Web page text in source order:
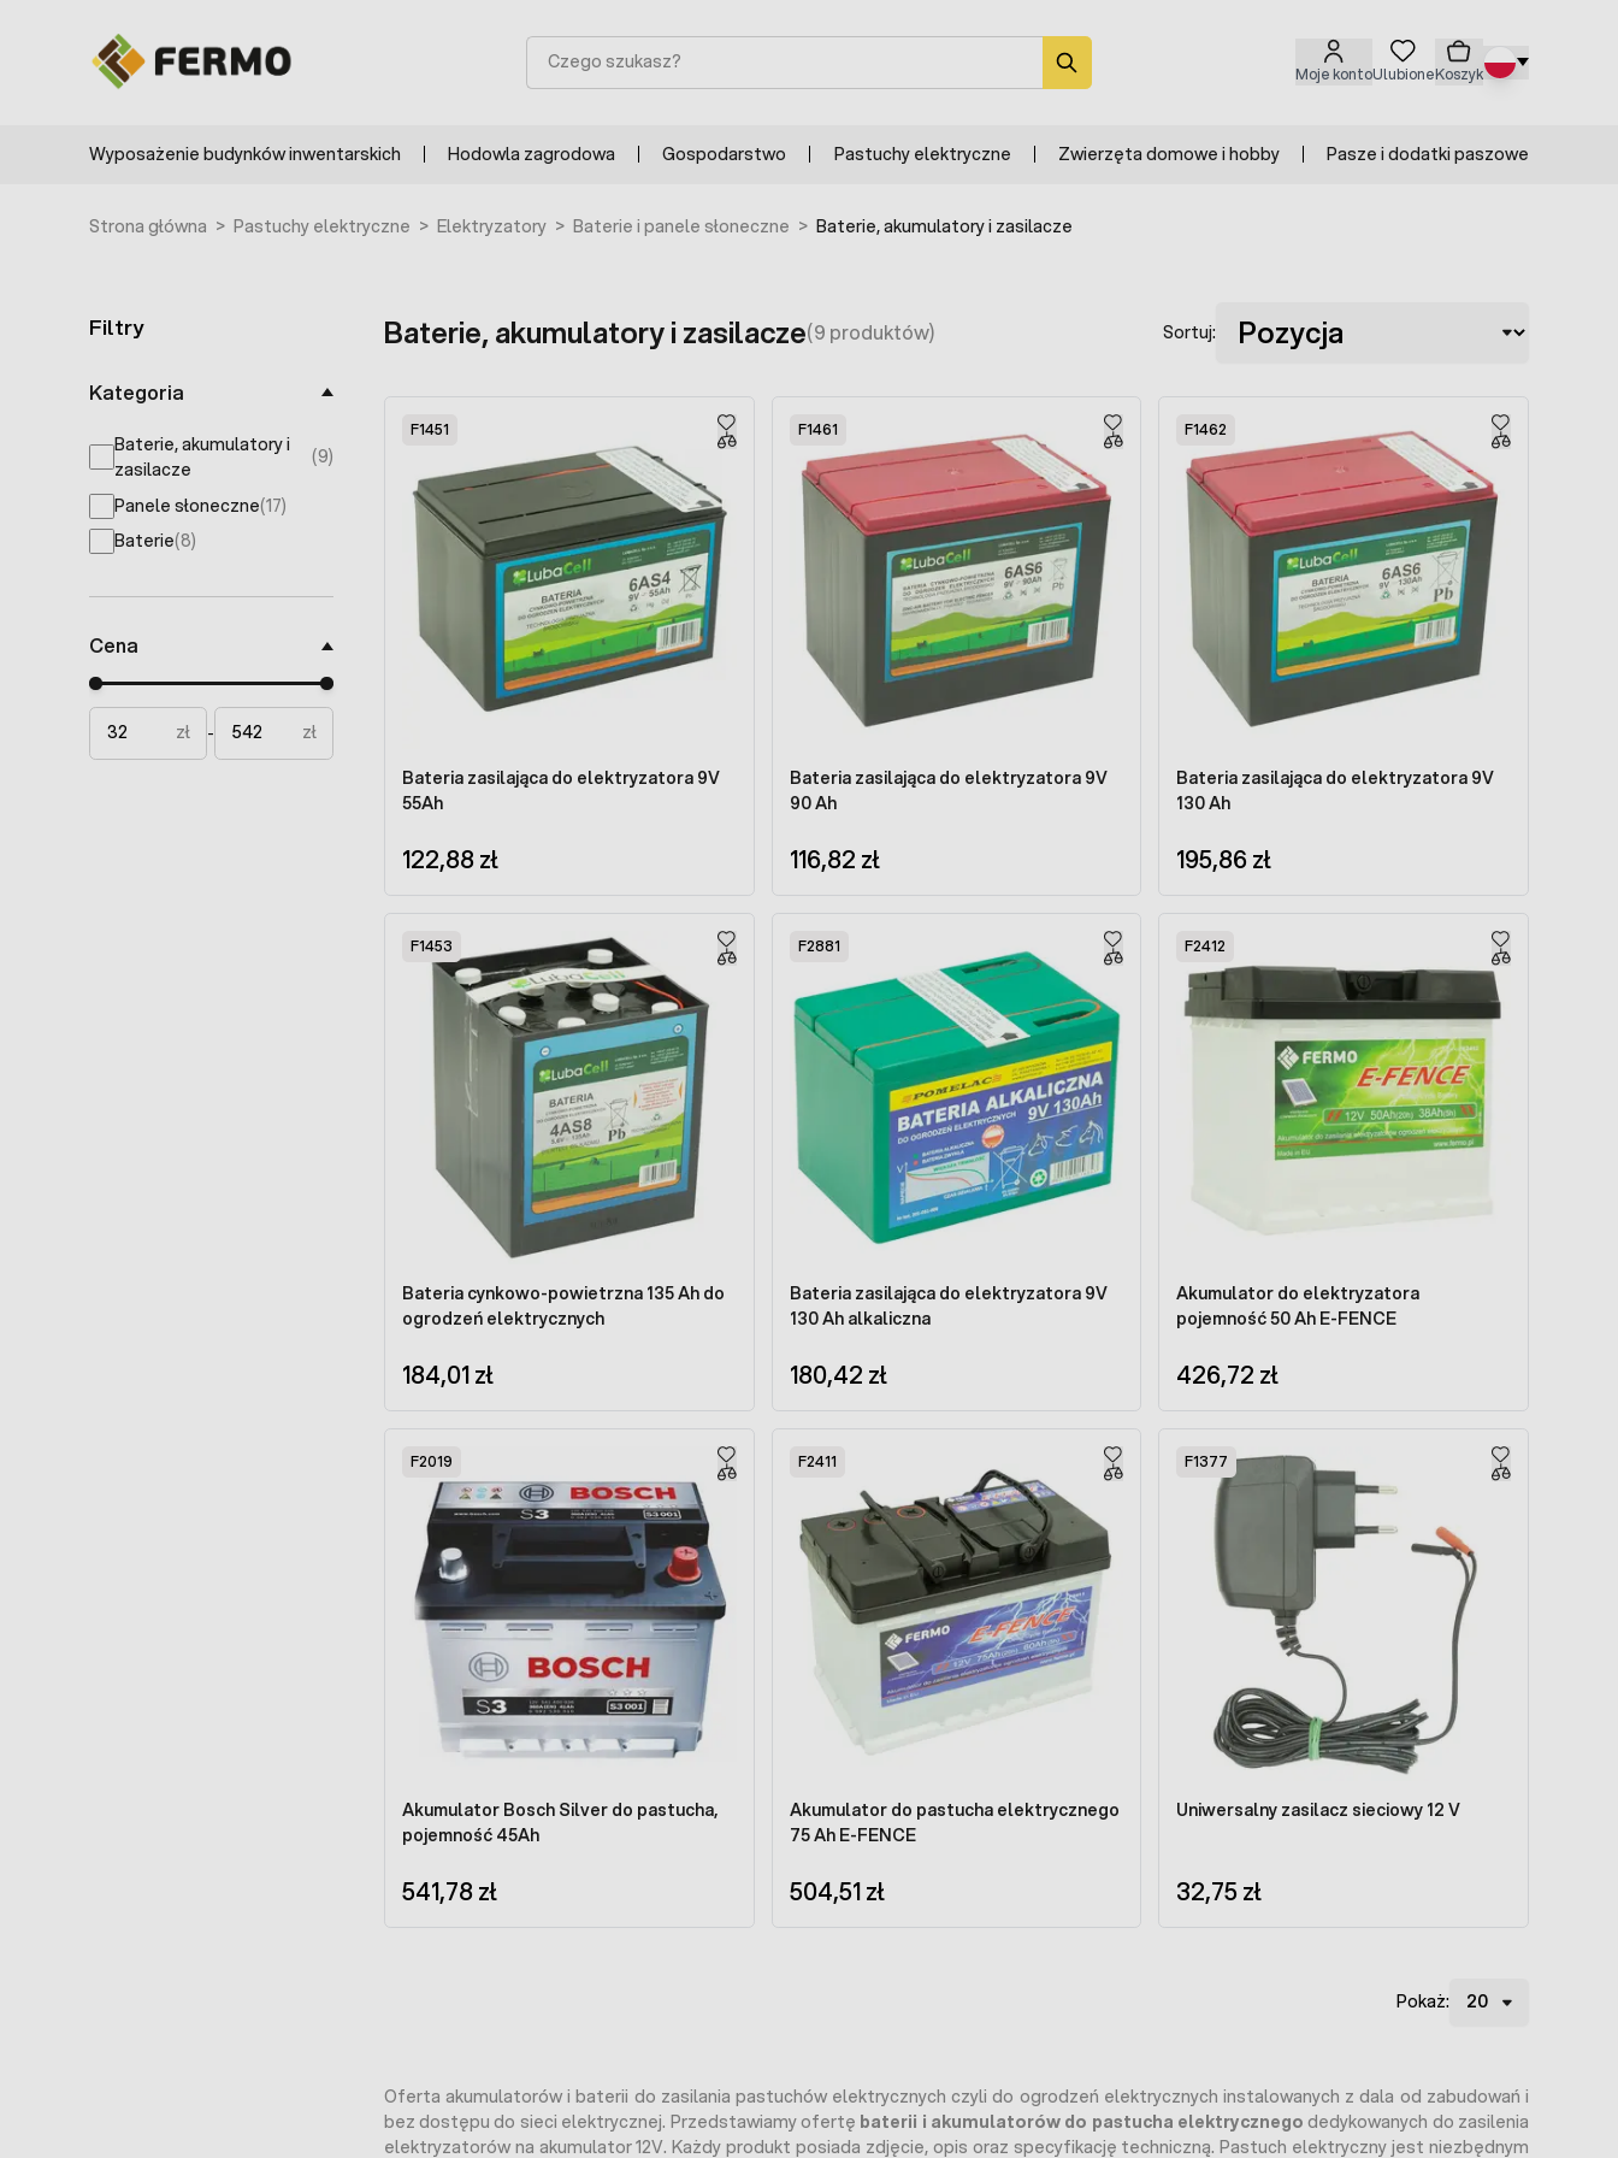
Moje kontoUlubioneKoszyk
Szukaj
Wyposażenie budynków inwentarskich Hodowla zagrodowa Gospodarstwo Pastuchy elektryczne Zwierzęta domowe i hobby Pasze i dodatki paszowe
Strona główna > Pastuchy elektryczne > Elektryzatory > Baterie i panele słoneczne > Baterie, akumulatory i zasilacze
Filtry
Kategoria
Baterie, akumulatory i
zasilacze
(9)
products available
Panele słoneczne(17)
products available
Baterie(8)
products available
Cena
Minimal price
Maximum price
zł
- zł
Baterie, akumulatory i zasilacze(9 produktów) Sortuj:
F1451
Bateria zasilająca do elektryzatora 9V
55Ah
122,88 zł
F1461
Bateria zasilająca do elektryzatora 9V
90 Ah
116,82 zł
F1462
Bateria zasilająca do elektryzatora 9V
130 Ah
195,86 zł
F1453
Bateria cynkowo-powietrzna 135 Ah do
ogrodzeń elektrycznych
184,01 zł
F2881
Bateria zasilająca do elektryzatora 9V
130 Ah alkaliczna
180,42 zł
F2412
Akumulator do elektryzatora
pojemność 50 Ah E-FENCE
426,72 zł
F2019
Akumulator Bosch Silver do pastucha,
pojemność 45Ah
541,78 zł
F2411
Akumulator do pastucha elektrycznego
75 Ah E-FENCE
504,51 zł
F1377
Uniwersalny zasilacz sieciowy 12 V
32,75 zł
Pokaż:
Oferta akumulatorów i baterii do zasilania pastuchów elektrycznych czyli do ogrodzeń elektrycznych instalowanych z dala od zabudowań i
bez dostępu do sieci elektrycznej. Przedstawiamy ofertę baterii i akumulatorów do pastucha elektrycznego dedykowanych do zasilenia
elektryzatorów na akumulator 12V. Każdy produkt posiada zdjęcie, opis oraz specyfikację techniczną. Pastuch elektryczny jest niezbędnym